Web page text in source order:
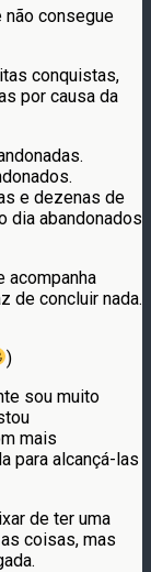
não consegue
conquistas,
por causa da
e dezenas de
dia abandonados
acompanha
de concluir nada.
)
sou muito
mais
para alcançá-las
de ter uma
coisas, mas